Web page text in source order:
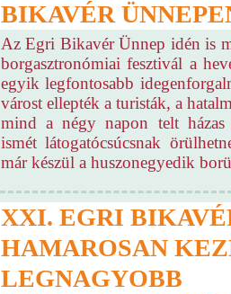
BIKAVÉR
Az Egri Bikavér Ünnep idén is
borgasztronómiai fesztivál a
egyik legfontosabb
várost ellepték a turisták, a
mind a négy napon telt
ismét látogatócsúcsnak
már készül a huszonegyedik
XXI. EGRI
HAMAROSAN
LEGNAGYOBB